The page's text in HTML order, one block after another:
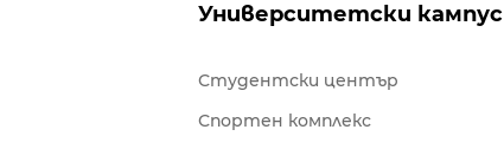
Университетски кампус
Студентски център
Спортен комплекс